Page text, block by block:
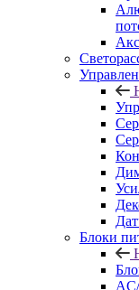
Блоки